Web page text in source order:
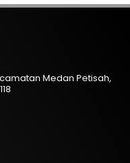
Medan Petisah,